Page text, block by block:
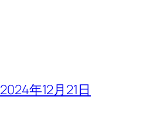
2024年12月21日